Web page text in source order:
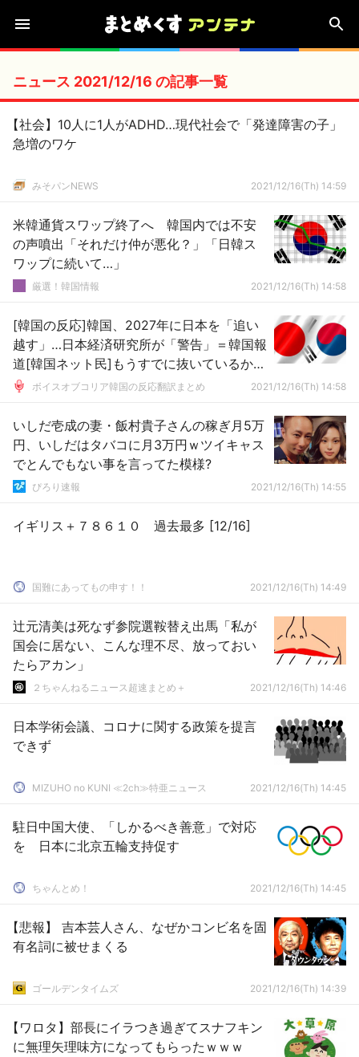
ニュース 2021/12/16 の記事一覧
【社会】10人に1人がADHD…現代社会で「発達障害の子」
急増のワケ
みそパンNEWS 2021/12/16(Th) 14:59
米韓通貨スワップ終了へ 韓国内では不安
の声噴出「それだけ仲が悪化？」「日韓ス
ワップに続いて…」
厳選！韓国情報 2021/12/16(Th) 14:58
[韓国の反応]韓国、2027年に日本を「追い
越す」…日本経済研究所が「警告」＝韓国報
道[韓国ネット民]もうすでに抜いているかも
しれないね
ボイスオブコリア韓国の反応翻訳まとめ 2021/12/16(Th) 14:58
いしだ壱成の妻・飯村貴子さんの稼ぎ月5万
円、いしだはタバコに月3万円ｗツイキャス
でとんでもない事を言ってた模様?
ぴろり速報 2021/12/16(Th) 14:55
イギリス＋７８６１０ 過去最多 [12/16]
国難にあってもの申す！！ 2021/12/16(Th) 14:49
辻元清美は死なず参院選鞍替え出馬「私が
国会に居ない、こんな理不尽、放っておい
たらアカン」
２ちゃんねるニュース超速まとめ＋ 2021/12/16(Th) 14:46
日本学術会議、コロナに関する政策を提言
できず
MIZUHO no KUNI ≪2ch≫特亜ニュース 2021/12/16(Th) 14:45
駐日中国大使、「しかるべき善意」で対応
を 日本に北京五輪支持促す
ちゃんとめ！ 2021/12/16(Th) 14:45
【悲報】 吉本芸人さん、なぜかコンビ名を固
有名詞に被せまくる
ゴールデンタイムズ 2021/12/16(Th) 14:39
【ワロタ】部長にイラつき過ぎてスナフキン
に無理矢理味方になってもらったｗｗｗ︎